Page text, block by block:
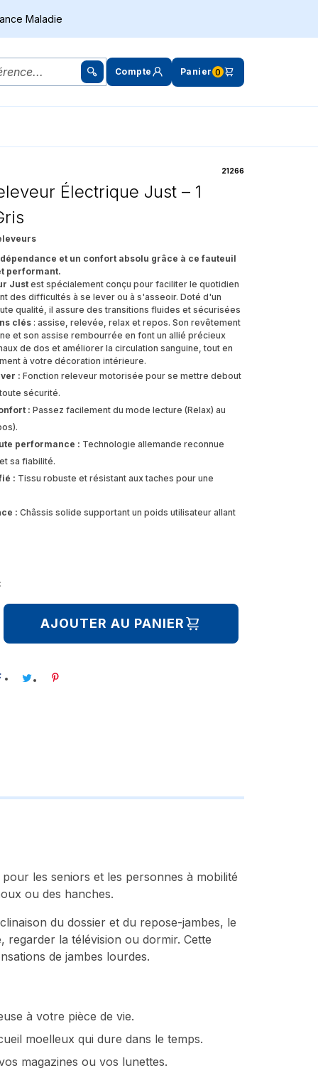
Maladie
Compte Panier 0
21266
Électrique Just – 1
et un confort absolu grâce à ce fauteuil
performant.
Justest spécialement conçu pour faciliter le quotidien
des difficultés à se lever ou à s'asseoir. Doté d'un
qualité, il assure des transitions fluides et sécurisées
clés: assise, relevée, relax et repos. Son revêtement
et son assise rembourrée en font un allié précieux
de dos et améliorer la circulation sanguine, tout en
à votre décoration intérieure.
: Fonction releveur motorisée pour se mettre debout
sécurité.
: Passez facilement du mode lecture (Relax) au
performance : Technologie allemande reconnue
sa fiabilité.
: Tissu robuste et résistant aux taches pour une
: Châssis solide supportant un poids utilisateur allant
AJOUTER AU PANIER
les seniors et les personnes à mobilité
ou des hanches.
du dossier et du repose-jambes, le
la télévision ou dormir. Cette
de jambes lourdes.
à votre pièce de vie.
moelleux qui dure dans le temps.
magazines ou vos lunettes.